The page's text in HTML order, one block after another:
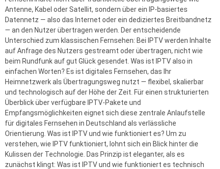
Antenne, Kabel oder Satellit, sondern über ein IP-basiertes
Datennetz — also das Internet oder ein dediziertes Breitbandnetz
— an den Nutzer übertragen werden. Der entscheidende
Unterschied zum klassischen Fernsehen: Bei IPTV werden Inhalte
auf Anfrage des Nutzers gestreamt oder übertragen, nicht wie
beim Rundfunk auf gut Glück gesendet. Was ist IPTV also in
einfachen Worten? Es ist digitales Fernsehen, das Ihr
Heimnetzwerk als Übertragungsweg nutzt — flexibel, skalierbar
und technologisch auf der Höhe der Zeit. Für einen strukturierten
Überblick über verfügbare IPTV-Pakete und
Empfangsmöglichkeiten eignet sich diese zentrale Anlaufstelle
für digitales Fernsehen in Deutschland als verlässliche
Orientierung. Was ist IPTV und wie funktioniert es? Um zu
verstehen, wie IPTV funktioniert, lohnt sich ein Blick hinter die
Kulissen der Technologie. Das Prinzip ist eleganter, als es
zunächst klingt: Was ist IPTV und wie funktioniert es technisch